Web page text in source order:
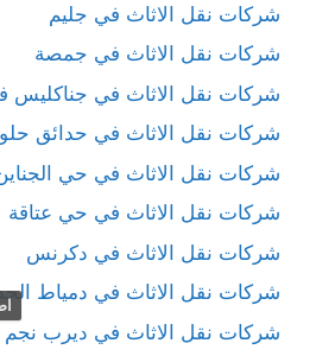
شركات نقل الاثاث في جليم
شركات نقل الاثاث في جمصة
شركات نقل الاثاث في جناكليس
شركات نقل الاثاث في حدائق
شركات نقل الاثاث في حي
شركات نقل الاثاث في حي عتاقة
شركات نقل الاثاث في دكرنس
شركات نقل الاثاث في دمياط
شركات نقل الاثاث في ديرب نجم